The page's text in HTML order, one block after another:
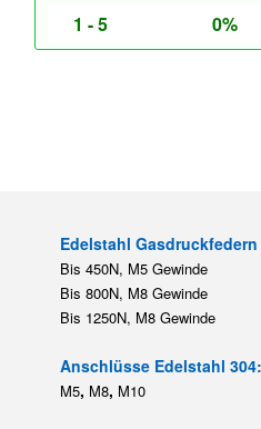
1 - 5
0%
Edelstahl Gasdruckfedern
Bis 450N, M5 Gewinde
Bis 800N, M8 Gewinde
Bis 1250N, M8 Gewinde
Anschlüsse Edelstahl 304:
M5, M8, M10